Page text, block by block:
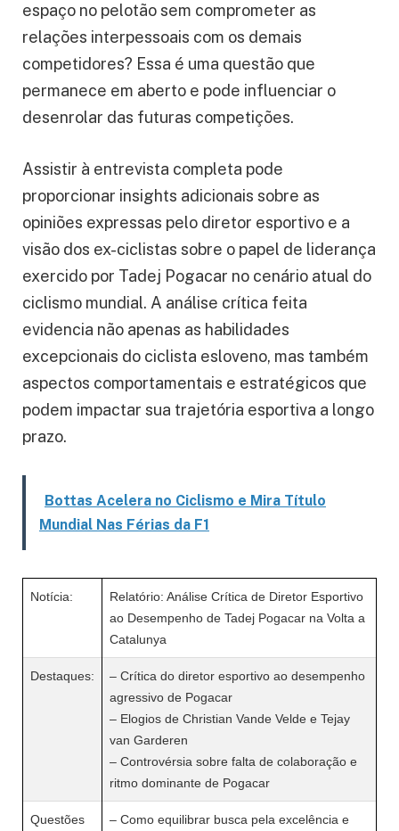
espaço no pelotão sem comprometer as
relações interpessoais com os demais
competidores? Essa é uma questão que
permanece em aberto e pode influenciar o
desenrolar das futuras competições.
Assistir à entrevista completa pode
proporcionar insights adicionais sobre as
opiniões expressas pelo diretor esportivo e a
visão dos ex-ciclistas sobre o papel de liderança
exercido por Tadej Pogacar no cenário atual do
ciclismo mundial. A análise crítica feita
evidencia não apenas as habilidades
excepcionais do ciclista esloveno, mas também
aspectos comportamentais e estratégicos que
podem impactar sua trajetória esportiva a longo
prazo.
Bottas Acelera no Ciclismo e Mira Título
Mundial Nas Férias da F1
Notícia:
Relatório: Análise Crítica de Diretor Esportivo
ao Desempenho de Tadej Pogacar na Volta a
Catalunya
Destaques:
– Crítica do diretor esportivo ao desempenho
agressivo de Pogacar
– Elogios de Christian Vande Velde e Tejay
van Garderen
– Controvérsia sobre falta de colaboração e
ritmo dominante de Pogacar
Questões – Como equilibrar busca pela excelência e